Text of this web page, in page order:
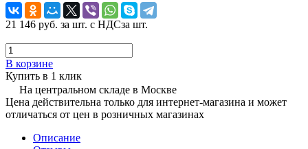
21 146 руб. за шт. с НДСза шт.
В корзине
Купить в 1 клик
На центральном складе в Москве
Цена действительна только для интернет-магазина и может
отличаться от цен в розничных магазинах
Описание